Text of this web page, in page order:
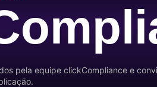
pela equipe clickCompliance e